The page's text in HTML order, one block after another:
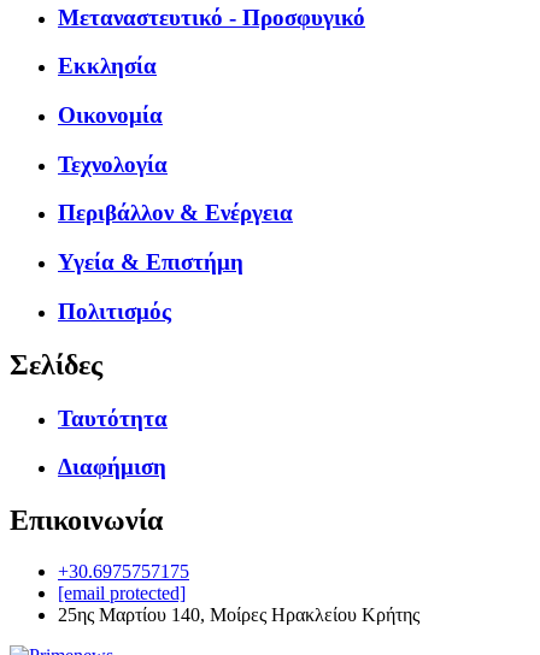
Μεταναστευτικό - Προσφυγικό
Εκκλησία
Οικονομία
Τεχνολογία
Περιβάλλον & Ενέργεια
Υγεία & Επιστήμη
Πολιτισμός
Σελίδες
Ταυτότητα
Διαφήμιση
Επικοινωνία
+30.6975757175
[email protected]
25ης Μαρτίου 140, Μοίρες Ηρακλείου Κρήτης